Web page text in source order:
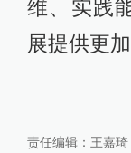
维、实践
展提供更
责任编辑： 王嘉琦